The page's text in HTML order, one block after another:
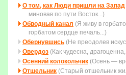
О том, как Люди пришли на Запад
миновав по пути Восток...)
Обводный канал (Я живу в
горбатом сердце печаль...)
Обернувшись (Не преодолев
Овердоз (Как чудесна,
Осенний колокольчик (Осень —
Отшельник (Старый отшельник